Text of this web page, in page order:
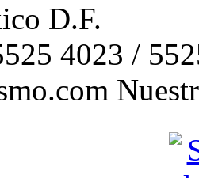
D.F.
4023 /